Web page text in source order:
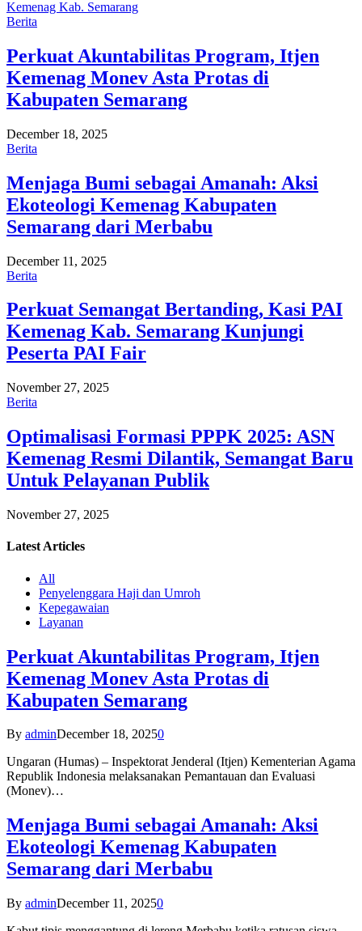
Kemenag Kab. Semarang
Berita
Perkuat Akuntabilitas Program, Itjen
Kemenag Monev Asta Protas di
Kabupaten Semarang
December 18, 2025
Berita
Menjaga Bumi sebagai Amanah: Aksi
Ekoteologi Kemenag Kabupaten
Semarang dari Merbabu
December 11, 2025
Berita
Perkuat Semangat Bertanding, Kasi PAI
Kemenag Kab. Semarang Kunjungi
Peserta PAI Fair
November 27, 2025
Berita
Optimalisasi Formasi PPPK 2025: ASN
Kemenag Resmi Dilantik, Semangat Baru
Untuk Pelayanan Publik
November 27, 2025
Latest Articles
All
Penyelenggara Haji dan Umroh
Kepegawaian
Layanan
Perkuat Akuntabilitas Program, Itjen
Kemenag Monev Asta Protas di
Kabupaten Semarang
By adminDecember 18, 20250
Ungaran (Humas) – Inspektorat Jenderal (Itjen) Kementerian Agama
Republik Indonesia melaksanakan Pemantauan dan Evaluasi
(Monev)…
Menjaga Bumi sebagai Amanah: Aksi
Ekoteologi Kemenag Kabupaten
Semarang dari Merbabu
By adminDecember 11, 20250